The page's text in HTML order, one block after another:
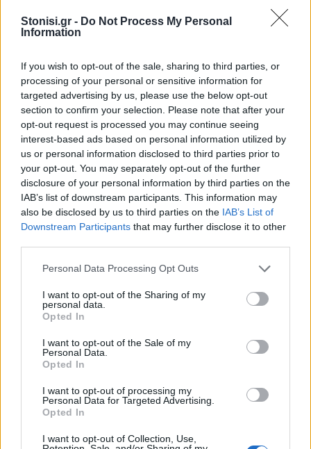
Stonisi.gr - Do Not Process My Personal
Information
If you wish to opt-out of the sale, sharing to third parties, or
processing of your personal or sensitive information for
targeted advertising by us, please use the below opt-out
section to confirm your selection. Please note that after your
opt-out request is processed you may continue seeing
interest-based ads based on personal information utilized by
us or personal information disclosed to third parties prior to
your opt-out. You may separately opt-out of the further
disclosure of your personal information by third parties on the
IAB’s list of downstream participants. This information may
also be disclosed by us to third parties on the IAB’s List of
Downstream Participants that may further disclose it to other
Personal Data Processing Opt Outs
I want to opt-out of the Sharing of my
personal data.
Opted In
I want to opt-out of the Sale of my
Personal Data.
Opted In
I want to opt-out of processing my
Personal Data for Targeted Advertising.
Opted In
I want to opt-out of Collection, Use,
Ένα μεγάλο ευχαριστώ στον Γρηγόρη Ερσοτέλους,
που μάζεψε για εμάς αυτά τα χρυσά άνθη από τη
γη της Άντισσας, χαρίζοντάς μας ένα κομμάτι από
Γιατί στην Άντισσα, κάποιοι θρύλοι δεν χάθηκαν
ποτέ.
Συνεχίζουν να ανθίζουν κάθε καλοκαίρι μέσα σε
χιλιάδες μικρούς κίτρινους ήλιους, περιμένοντας
να τους ανακαλύψουμε ξανά...».
Δείτε περισσότερα άρθρα μας στα αποτελέσματα
Add stonisi.gr on Google ↗
ΣΤΗΝ ΙΔΙΑ ΚΑΤΗΓΟΡΙΑ
Υψηλή ποιότητα, μοναδική
φρεσκάδα και πάντα χαμηλές
τιμές!